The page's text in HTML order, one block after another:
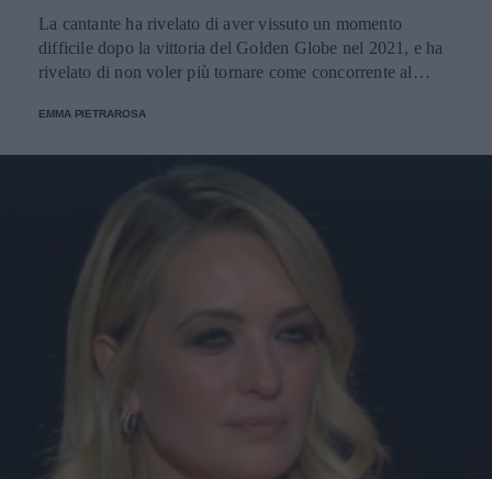
La cantante ha rivelato di aver vissuto un momento
difficile dopo la vittoria del Golden Globe nel 2021, e ha
rivelato di non voler più tornare come concorrente al
EMMA PIETRAROSA